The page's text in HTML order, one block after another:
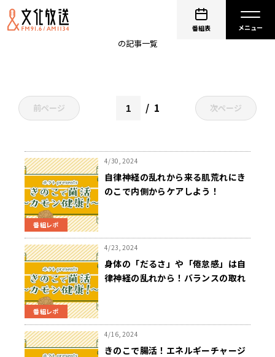
番組表
の記事一覧
前ページ 1 次ページ
番組レポ
4/30, 2024
自律神経の乱れから来る肌荒れにき
のこで内側からケアしよう！
番組レポ
4/23, 2024
身体の「だるさ」や「倦怠感」は自
律神経の乱れから！バランスの取れ
4/16, 2024
きのこで腸活！エネルギーチャージ